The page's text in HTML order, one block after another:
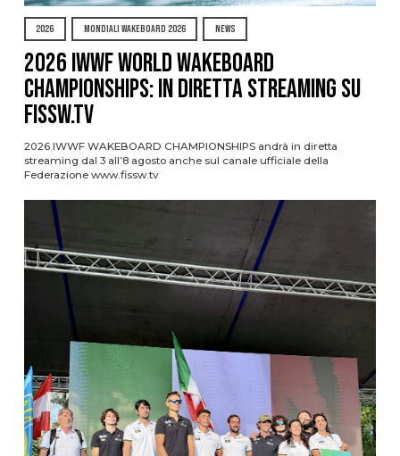
2026 MONDIALI WAKEBOARD 2026 NEWS
2026 IWWF WORLD WAKEBOARD
CHAMPIONSHIPS: IN DIRETTA STREAMING SU
FISSW.TV
2026 IWWF WAKEBOARD CHAMPIONSHIPS andrà in diretta
streaming dal 3 all’8 agosto anche sul canale ufficiale della
Federazione www.fissw.tv